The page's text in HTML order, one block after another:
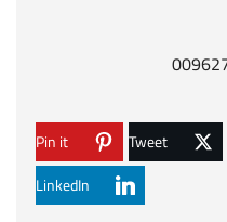
Tweet
Pin it
LinkedIn